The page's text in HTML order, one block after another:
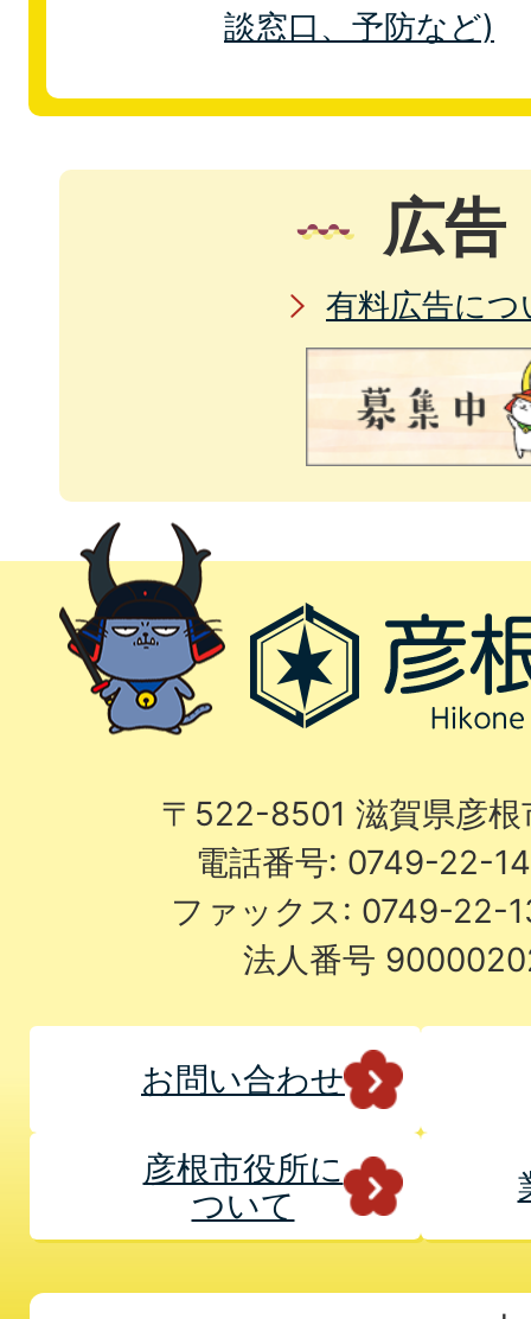
談窓口、予防など)
広告
有料広告につ
〒522-8501 滋賀県彦
電話番号: 0749-22-
ファックス: 0749-22-
法人番号
お問い合わせ
彦根市役所に
ついて